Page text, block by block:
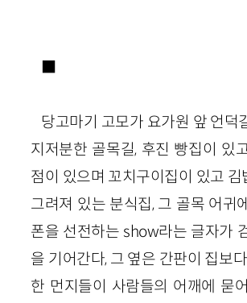
■
당고마기 고모가 요가원 앞 언덕
지저분한 골목길, 후진 빵집이 있
점이 있으며 꼬치구이집이 있고 김
그려져 있는 분식집, 그 골목 어귀
폰을 선전하는 show라는 글자가
을 기어간다, 그 옆은 간판이 집보
한 먼지들이 사람들의 어깨에 묻